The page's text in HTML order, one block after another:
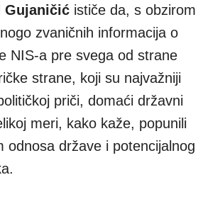
Gujaničić ističe da, s obzirom
zvaničnih informacija o
NIS-a pre svega od strane
strane, koji su najvažniji
priči, domaći državni
meri, kako kaže, popunili
odnosa države i potencijalnog